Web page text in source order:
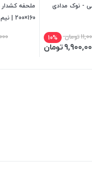
- نوک مدادی
تومان 10%
تومان
ملحفه
160×200 | نیم ست تشک دونفره